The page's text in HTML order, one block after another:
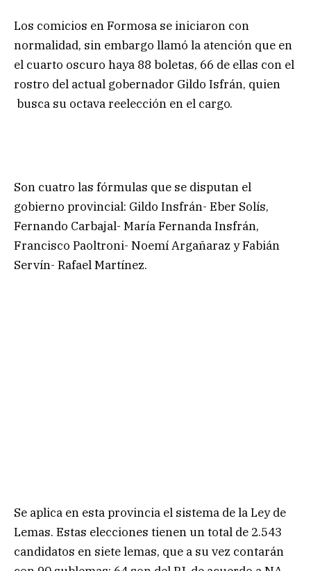
Los comicios en Formosa se iniciaron con
normalidad, sin embargo llamó la atención que en
el cuarto oscuro haya 88 boletas, 66 de ellas con el
rostro del actual gobernador Gildo Isfrán, quien
busca su octava reelección en el cargo.
Son cuatro las fórmulas que se disputan el
gobierno provincial: Gildo Insfrán- Eber Solís,
Fernando Carbajal- María Fernanda Insfrán,
Francisco Paoltroni- Noemí Argañaraz y Fabián
Servín- Rafael Martínez.
Se aplica en esta provincia el sistema de la Ley de
Lemas. Estas elecciones tienen un total de 2.543
candidatos en siete lemas, que a su vez contarán